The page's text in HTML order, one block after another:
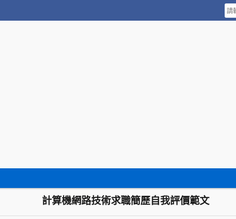
計算機網路技術求職簡歷自我評價範文